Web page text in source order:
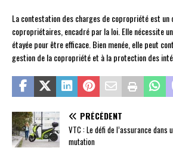
La contestation des charges de copropriété est
copropriétaires, encadré par la loi. Elle nécessite
étayée pour être efficace. Bien menée, elle peut
gestion de la copropriété et à la protection des
PRÉCÉDENT
VTC : Le défi de l’assurance dans
mutation